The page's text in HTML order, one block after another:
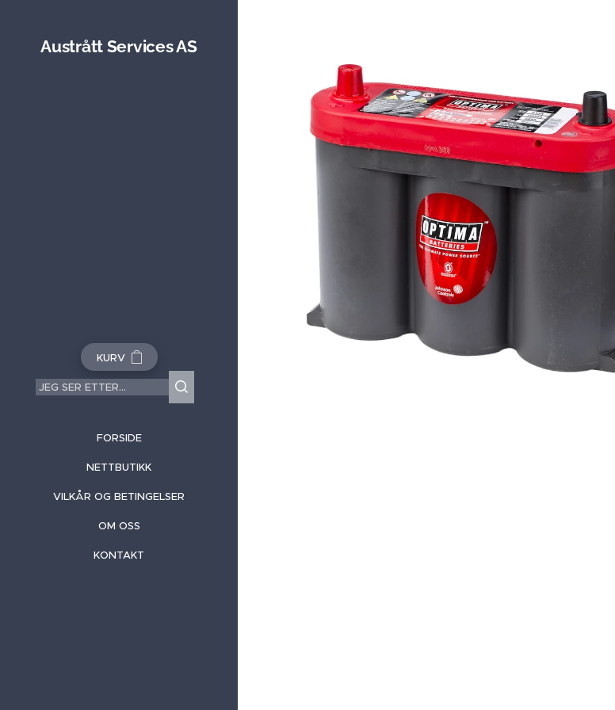
Austrått Services AS
KURV
FORSIDE
NETTBUTIKK
VILKÅR OG BETINGELSER
OM OSS
KONTAKT